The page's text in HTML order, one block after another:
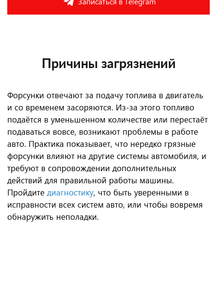
Причины загрязнений
Форсунки отвечают за подачу топлива в двигатель
и со временем засоряются. Из-за этого топливо
подаётся в уменьшенном количестве или перестаёт
подаваться вовсе, возникают проблемы в работе
авто. Практика показывает, что нередко грязные
форсунки влияют на другие системы автомобиля, и
требуют в сопровождении дополнительных
действий для правильной работы машины.
Пройдите диагностику, что быть уверенными в
исправности всех систем авто, или чтобы вовремя
обнаружить неполадки.